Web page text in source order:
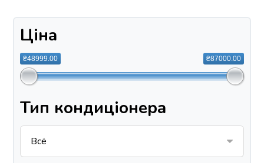
Ціна
₴48999.00 ₴87000.00
Тип кондиціонера